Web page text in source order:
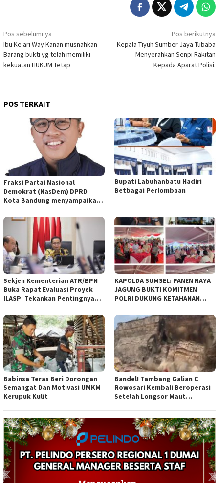
Navigasi
pos
Pos sebelumnya
Ibu Kejari Way Kanan musnahkan
Barang bukti yg telah memiliki
kekuatan HUKUM Tetap
Pos berikutnya
Kepala Tiyuh Sumber Jaya Tubaba
Menyerahkan Senpi Rakitan
Kepada Aparat Polisi.
POS TERKAIT
Fraksi Partai Nasional
Demokrat (NasDem) DPRD
Kota Bandung menyampaikan
empat Rancangan Peraturan
Daerah (Raperda) yang
diajukan Pemerintah Kota
Bandung
Bupati Labuhanbatu Hadiri
Betbagai Perlombaan
Sekjen Kementerian ATR/BPN
Buka Rapat Evaluasi Proyek
ILASP: Tekankan Pentingnya
Anggaran
KAPOLDA SUMSEL: PANEN RAYA
JAGUNG BUKTI KOMITMEN
POLRI DUKUNG KETAHANAN
Babinsa Teras Beri Dorongan
Semangat Dan Motivasi UMKM
Kerupuk Kulit
Bandel! Tambang Galian C
Rowosari Kembali Beroperasi
Setelah Longsor Maut